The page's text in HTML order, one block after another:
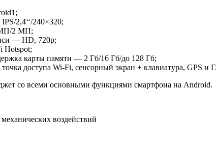
2,4‘‘/240×320;
МП/2 МП;
— HD, 720p;
Hotspot;
карты памяти — 2 Гб/16 Гб/до 128 Гб;
доступа Wi-Fi, сенсорный экран + клавиатура, GPS
со всеми основными функциями смартфона на Android.
воздействий